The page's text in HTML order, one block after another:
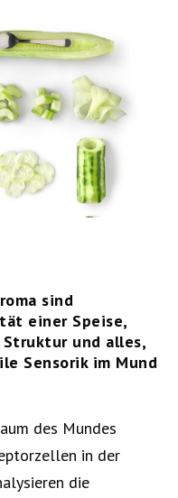
sind
einer Speise,
Struktur und alles,
Sensorik im Mund
des Mundes
in der
die